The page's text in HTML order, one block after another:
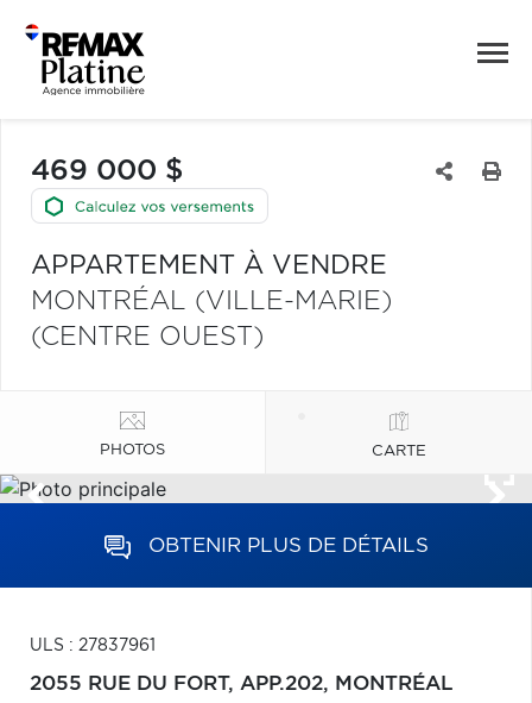
469 000 $
APPARTEMENT À VENDRE
MONTRÉAL (VILLE-MARIE)
(CENTRE OUEST)
PHOTOS CARTE
OBTENIR PLUS DE DÉTAILS
ULS : 27837961
2055 RUE DU FORT, APP.202, MONTRÉAL